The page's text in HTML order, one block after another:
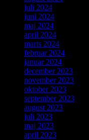
juli 2024
juni 2024
maj 2024
april 2024
marts 2024
februar 2024
januar 2024
december 2023
november 2023
oktober 2023
september 2023
august 2023
juli 2023
maj 2023
april 2023